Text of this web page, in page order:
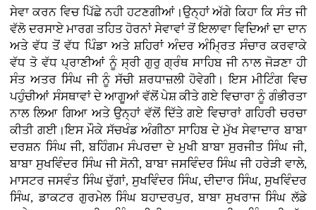
ਸੇਵਾ ਕਰਨ ਵਿਚ ਪਿੱਛੇ ਨਹੀ ਹਟਣਗੀਆਂ।ਉਨ੍ਹਾਂ ਅੱਗੇ ਕਿਹਾ ਕਿ ਸੰਤ ਜੀ
ਵੱਲੋ ਦਰਸਾਏ ਮਾਰਗ ਤਹਿਤ ਹੋਰਨਾਂ ਸੇਵਾਵਾਂ ਤੋਂ ਇਲਾਵਾ ਵਿਦਿਆਂ ਦਾ ਦਾਨ
ਅਤੇ ਵੱਧ ਤੋਂ ਵੱਧ ਪਿੰਡਾ ਅਤੇ ਸ਼ਹਿਰਾਂ ਅੰਦਰ ਅੰਮ੍ਰਿਤ ਸੰਚਾਰ ਕਰਵਾਕੇ
ਵੱਧ ਤੋ ਵੱਧ ਪ੍ਰਾਣੀਆਂ ਨੂੰ ਸ੍ਰੀ ਗੁਰੁ ਗ੍ਰੰਥ ਸਾਹਿਬ ਜੀ ਨਾਲ ਜੋੜਣਾ ਹੀ
ਸੰਤ ਅਤਰ ਸਿੰਘ ਜੀ ਨੂੰ ਸੱਚੀ ਸ਼ਰਧਾਜ਼ਲੀ ਹੋਵੇਗੀ। ਇਸ ਮੀਟਿੰਗ ਵਿਚ
ਪਹੁੰਚੀਆਂ ਸੰਸਥਾਵਾਂ ਦੇ ਆਗੂਆਂ ਵੱਲੋਂ ਪੇਸ਼ ਕੀਤੇ ਗਏ ਵਿਚਾਰਾ ਨੂੰ ਗੰਭੀਰਤਾ
ਨਾਲ ਲਿਆ ਗਿਆ ਅਤੇ ਉਨ੍ਹਾਂ ਵੱਲੋਂ ਦਿੱਤੇ ਗਏ ਵਿਚਾਰਾਂ ਗਹਿਰੀ ਚਰਚਾ
ਕੀਤੀ ਗਈ।ਇਸ ਮੌਕੇ ਸੱਚਖੰਡ ਅੰਗੀਠਾ ਸਾਹਿਬ ਦੇ ਮੁੱਖ ਸੇਵਾਦਾਰ ਬਾਬਾ
ਦਰਸ਼ਨ ਸਿੰਘ ਜੀ, ਬਹਿੰਗਮ ਸੰਪਰਦਾ ਦੇ ਮੁਖੀ ਬਾਬਾ ਸੁਰਜੀਤ ਸਿੰਘ ਜੀ,
ਬਾਬਾ ਸੁਖਵਿੰਦਰ ਸਿੰਘ ਜੀ ਸੋਨੀ, ਬਾਬਾ ਜਸਵਿੰਦਰ ਸਿੰਘ ਜੀ ਹਰੇੜੀ ਵਾਲੇ,
ਮਾਸਟਰ ਜਸਵੰਤ ਸਿੰਘ ਦੁੱਗਾਂ, ਸੁਖਵਿੰਦਰ ਸਿੰਘ, ਦੀਦਾਰ ਸਿੰਘ, ਸੁਖਵਿੰਦਰ
ਸਿੰਘ, ਡਾਕਟਰ ਗੁਰਮੇਲ ਸਿੰਘ ਬਹਾਦਰਪੁਰ, ਬਾਬਾ ਸੁਖਰਾਜ ਸਿੰਘ ਲੱਡੇ